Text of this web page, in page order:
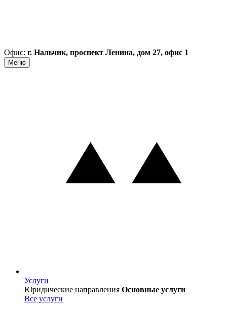
Офис: г. Нальчик, проспект Ленина, дом 27, офис 1
Меню
Услуги
Услуги
Юридические направления Основные услуги
Все услуги